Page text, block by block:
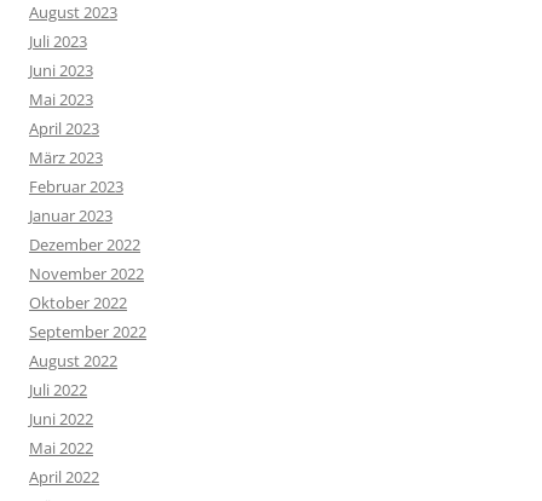
August 2023
Juli 2023
Juni 2023
Mai 2023
April 2023
März 2023
Februar 2023
Januar 2023
Dezember 2022
November 2022
Oktober 2022
September 2022
August 2022
Juli 2022
Juni 2022
Mai 2022
April 2022